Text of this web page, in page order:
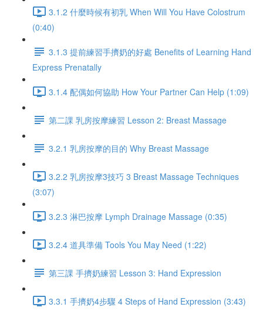
3.1.2 什麼時候有初乳 When Will You Have Colostrum
(0:40)
3.1.3 提前練習手擠奶的好處 Benefits of Learning Hand
Express Prenatally
3.1.4 配偶如何協助 How Your Partner Can Help (1:09)
第二課 乳房按摩練習 Lesson 2: Breast Massage
3.2.1 乳房按摩的目的 Why Breast Massage
3.2.2 乳房按摩3技巧 3 Breast Massage Techniques
(3:07)
3.2.3 淋巴按摩 Lymph Drainage Massage (0:35)
3.2.4 道具準備 Tools You May Need (1:22)
第三課 手擠奶練習 Lesson 3: Hand Expression
3.3.1 手擠奶4步驟 4 Steps of Hand Expression (3:43)